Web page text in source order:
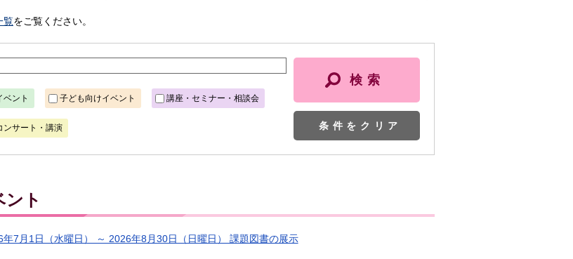
覧をご覧ください。
ベント 子ども向けイベント 講座・セミナー・相談会
ンサート・講演 条件をクリア
ント
年7月1日（水曜日） ～ 2026年8月30日（日曜日） 課題図書の展示